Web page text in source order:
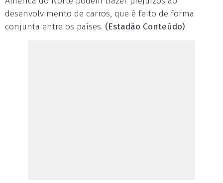
desenvolvimento de carros, que é feito de forma
conjunta entre os países. (Estadão Conteúdo)